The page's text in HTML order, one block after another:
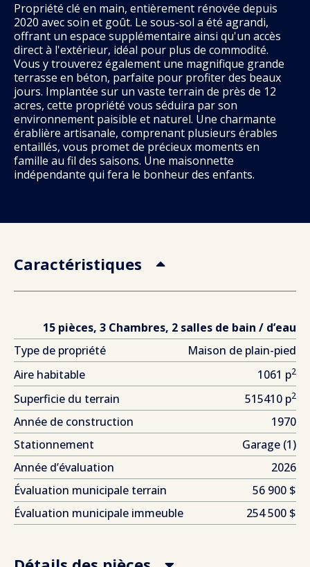
Propriété clé en main, entièrement rénovée depuis
2020 avec soin et goût. Le sous-sol a été agrandi,
offrant un espace supplémentaire ainsi qu'un accès
direct à l'extérieur, idéal pour plus de commodité.
Vous y trouverez également une magnifique grande
terrasse en béton, parfaite pour profiter des beaux
jours. Implantée sur un vaste terrain de près de 12
acres, cette propriété vous séduira par son
environnement paisible et naturel. Une charmante
érablière artisanale, comprenant plusieurs érables
entaillés, vous promet de précieux moments en
famille au fil des saisons. Une maisonnette
indépendante qui fera le bonheur des enfants.
Caractéristiques
15 pièces, 3 Chambres, 2 salles de bain / d’eau
Type de propriété
Maison de plain-pied
Aire habitable
1061 p2
Superficie du terrain 515410 p2
Année de construction
1970
Stationnement
Garage (1)
Année d’évaluation
2026
Évaluation municipale terrain
56 900 $
Évaluation municipale immeuble
254 500 $